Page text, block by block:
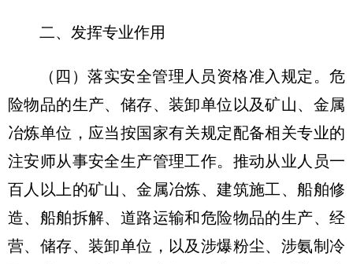
二、发挥专业作用
（四）落实安全管理人员资格准入规定。危
险物品的生产、储存、装卸单位以及矿山、金属
冶炼单位，应当按国家有关规定配备相关专业的
注安师从事安全生产管理工作。推动从业人员一
百人以上的矿山、金属冶炼、建筑施工、船舶修
造、船舶拆解、道路运输和危险物品的生产、经
营、储存、装卸单位，以及涉爆粉尘、涉氨制冷